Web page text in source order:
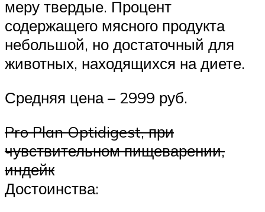
меру твердые. Процент
содержащего мясного продукта
небольшой, но достаточный для
животных, находящихся на диете.
Средняя цена – 2999 руб.
Pro Plan Optidigest, при
чувствительном пищеварении,
индейк
Достоинства: